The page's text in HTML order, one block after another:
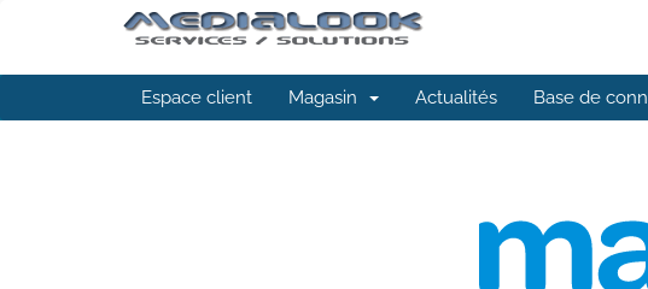
Espace client Magasin Actualités Base de